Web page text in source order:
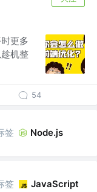
更多
机整
54
签 Node.js
签 JavaScript